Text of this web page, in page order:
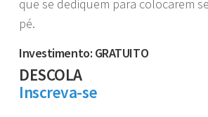
que se dediquem para colocarem
pé.
Investimento: GRATUITO
DESCOLA
Inscreva-se